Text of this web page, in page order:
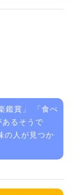
鑑賞 」 「 食べ
あるそうで
の人が見つか